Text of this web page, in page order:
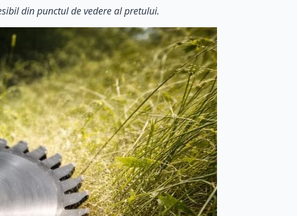
din punctul de vedere al pretului.